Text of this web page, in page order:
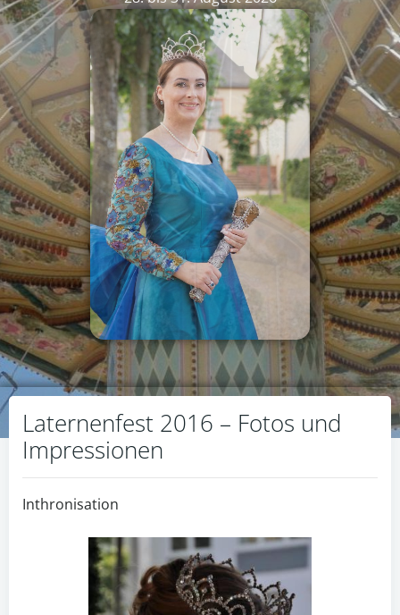
Laternenfest 2016 – Fotos und
Impressionen
Inthronisation